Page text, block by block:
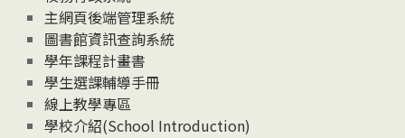
主網頁後端管理系統
圖書館資訊查詢系統
學年課程計畫書
學生選課輔導手冊
線上教學專區
學校介紹(School Introduction)